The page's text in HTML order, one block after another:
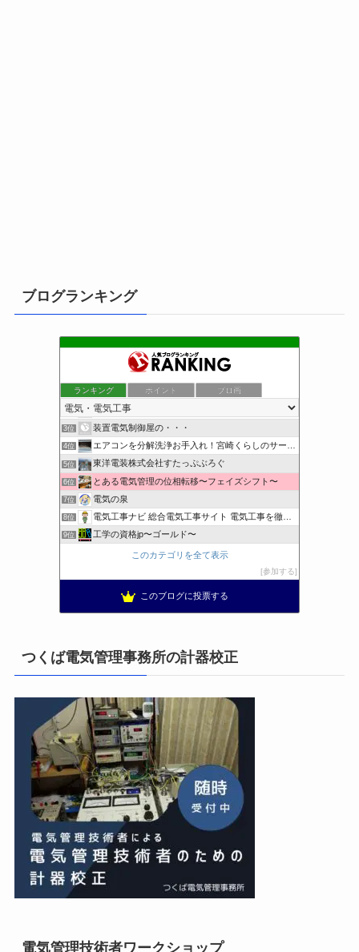
ブログランキング
ランキング ポイント ブロ画
小さな引越し屋と電気工事屋の奮闘記
2位 クリーンライフ始めまして
3位 装置電気制御屋の・・・
4位 エアコンを分解洗浄お手入れ！宮崎くらしのサービス
5位 東洋電装株式会社すたっぷぶろぐ
6位 とある電気管理の位相転移〜フェイズシフト〜
7位 電気の泉
8位 電気工事ナビ 総合電気工事サイト 電気工事を徹底解説
9位 工学の資格jp〜ゴールド〜
日置空調 | エアコン取付 鹿児島 | 鹿児島のエアコン工事
太陽光発電で、第二の年金.JP茨城県鹿嶋市赤嶺電研企画ブログ
このカテゴリを全て表示
参加する
このブログに投票する
つくば電気管理事務所の計器校正
電気管理技術者ワークショップ